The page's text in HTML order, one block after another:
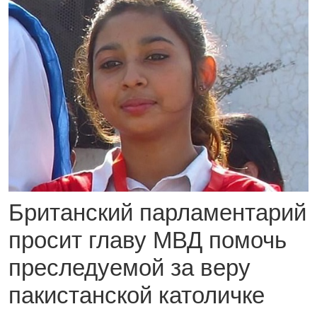
Британский парламентарий
просит главу МВД помочь
преследуемой за веру
пакистанской католичке